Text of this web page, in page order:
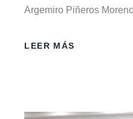
Argemiro Piñeros
LEER MÁS